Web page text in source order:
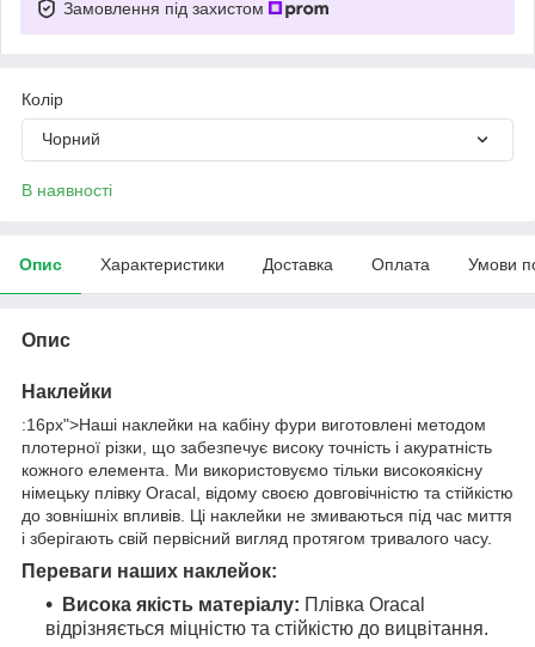
Замовлення під захистом
Колір
Чорний
В наявності
Опис Характеристики Доставка Оплата Умови
Опис
Наклейки
:16px">Наші наклейки на кабіну фури виготовлені методом
плотерної різки, що забезпечує високу точність і акуратність
кожного елемента. Ми використовуємо тільки високоякісну
німецьку плівку Oracal, відому своєю довговічністю та стійкістю
до зовнішніх впливів. Ці наклейки не змиваються під час миття
і зберігають свій первісний вигляд протягом тривалого часу.
Переваги наших наклейок:
Висока якість матеріалу: Плівка Oracal
відрізняється міцністю та стійкістю до вицвітання.